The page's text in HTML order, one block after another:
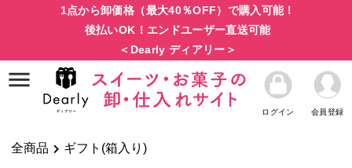
1点から卸価格（最大40％OFF）で購入可能！
後払いOK！エンドユーザー直送可能
＜Dearly ディアリー＞
ログイン 会員登録
全商品 ギフト(箱入り)